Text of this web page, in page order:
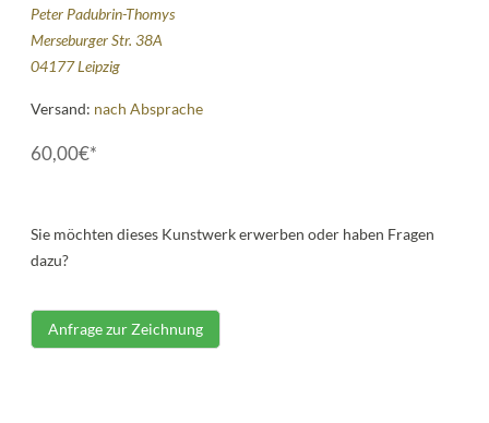
Peter Padubrin-Thomys
Merseburger Str. 38A
04177 Leipzig
Versand: nach Absprache
60,00€*
Sie möchten dieses Kunstwerk erwerben oder haben Fragen
dazu?
Anfrage zur Zeichnung